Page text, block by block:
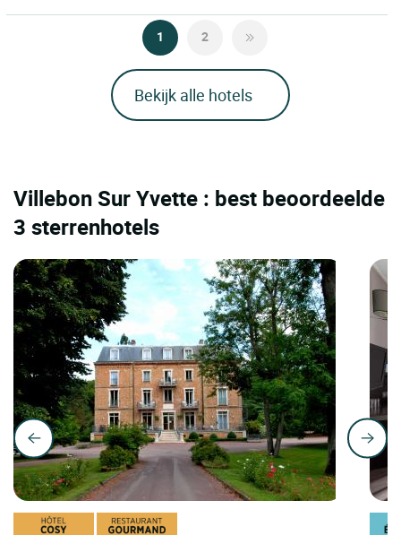
1 2
Bekijk alle hotels
Villebon Sur Yvette : best beoordeelde
3 sterrenhotels